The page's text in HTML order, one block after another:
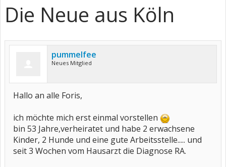
Die Neue aus Köln
pummelfee
Neues Mitglied
Hallo an alle Foris,
ich möchte mich erst einmal vorstellen
bin 53 Jahre,verheiratet und habe 2 erwachsene
Kinder, 2 Hunde und eine gute Arbeitsstelle..... und
seit 3 Wochen vom Hausarzt die Diagnose RA.